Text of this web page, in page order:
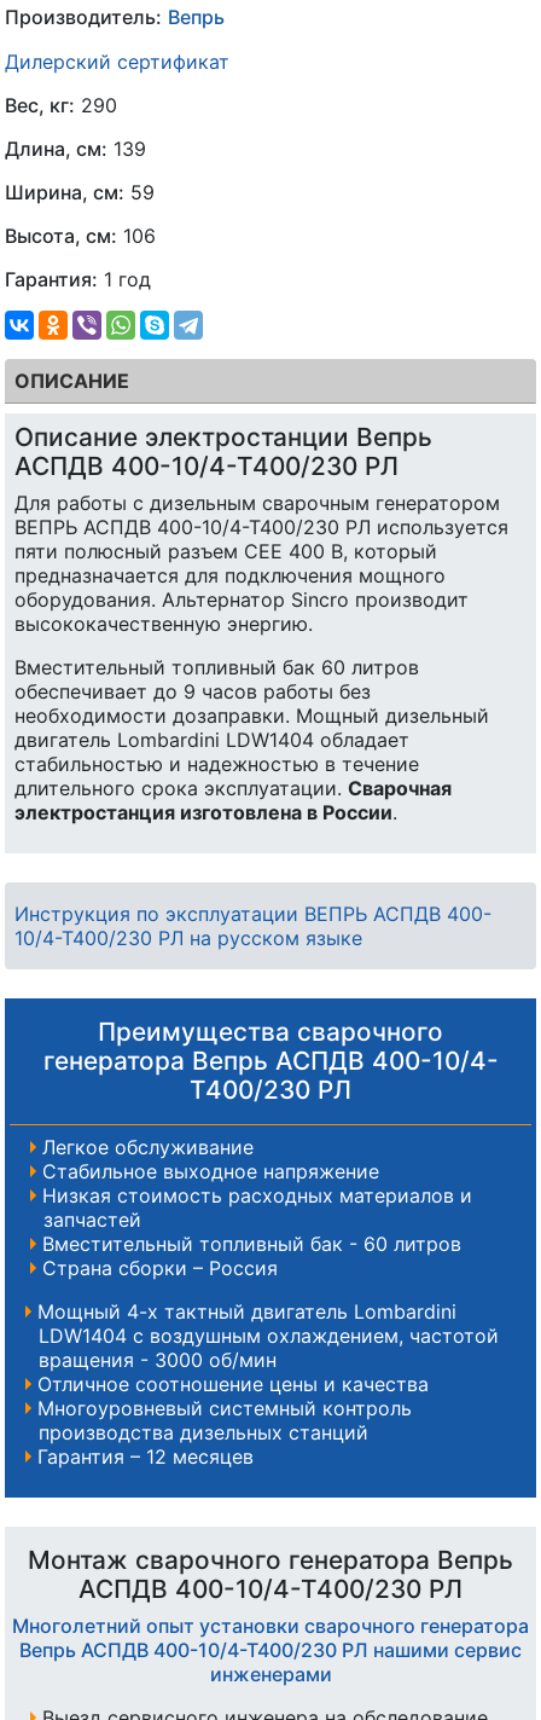
Производитель: Вепрь
Дилерский сертификат
Вес, кг: 290
Длина, см: 139
Ширина, см: 59
Высота, см: 106
Гарантия: 1 год
ОПИСАНИЕ
Описание электростанции Вепрь
АСПДВ 400-10/4-Т400/230 РЛ
Для работы с дизельным сварочным генератором
ВЕПРЬ АСПДВ 400-10/4-Т400/230 РЛ используется
пяти полюсный разъем СЕЕ 400 В, который
предназначается для подключения мощного
оборудования. Альтернатор Sincro производит
высококачественную энергию.
Вместительный топливный бак 60 литров
обеспечивает до 9 часов работы без
необходимости дозаправки. Мощный дизельный
двигатель Lombardini LDW1404 обладает
стабильностью и надежностью в течение
длительного срока эксплуатации. Сварочная
электростанция изготовлена в России.
Инструкция по эксплуатации ВЕПРЬ АСПДВ 400-
10/4-Т400/230 РЛ на русском языке
Преимущества сварочного
генератора Вепрь АСПДВ 400-10/4-
Т400/230 РЛ
Легкое обслуживание
Стабильное выходное напряжение
Низкая стоимость расходных материалов и
запчастей
Вместительный топливный бак - 60 литров
Страна сборки – Россия
Мощный 4-х тактный двигатель Lombardini
LDW1404 с воздушным охлаждением, частотой
вращения - 3000 об/мин
Отличное соотношение цены и качества
Многоуровневый системный контроль
производства дизельных станций
Гарантия – 12 месяцев
Монтаж сварочного генератора Вепрь
АСПДВ 400-10/4-Т400/230 РЛ
Многолетний опыт установки сварочного генератора
Вепрь АСПДВ 400-10/4-Т400/230 РЛ нашими сервис
инженерами